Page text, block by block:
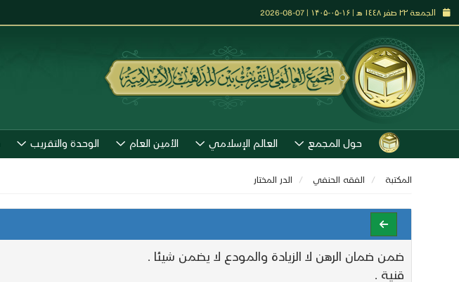
الجمعة ٢٢ صفر ١٤٤٨ هـ | ۱۶-۰۵-۱۴۰۵ | 07-08-2026
حول المجمع العالم الإسلامي الأمين العام الوحدة والتقريب
المكتبة الفقه الحنفي الدر المختار
ضمن ضمان الرهن لا الزيادة والمودع لا يضمن شيئا .
قنية .